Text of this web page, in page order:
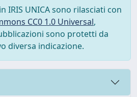
IRIS UNICA sono rilasciati con
CC0 1.0 Universal,
sono protetti da
diversa indicazione.